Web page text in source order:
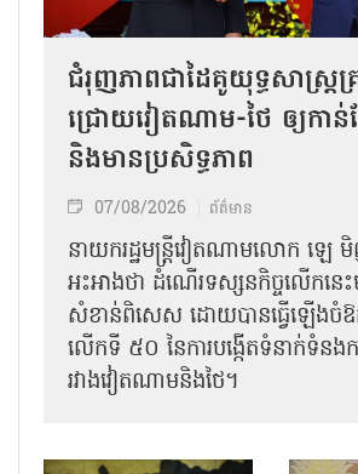
ជំរុញភាពជាដៃគូយុទ្ធសាស្ត្រ
ជ្រោយវៀតណាម-ថៃ ឲ្យកាន់ត
និងមានប្រសិទ្ធភាព
07/08/2026 ព័ត៌មាន
នាយករដ្ឋមន្ត្រីវៀតណាមលោក ឡេ
អះអាងថា ដំណើរទស្សនកិច្ចលើកនេ
សំខាន់ពិសេស ដោយបានធ្វើឡើងចំ
លើកទី ៥០ នៃការបង្កើតទំនាក់ទំនង
រវាងវៀតណាមនិងថៃ។